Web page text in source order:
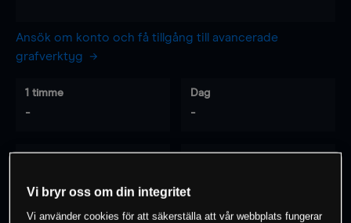
Ansök om konto och få tillgång till avancerade
grafverktyg
1 timme
-
Dag
-
Vi bryr oss om din integritet
Vi använder cookies för att säkerställa att vår webbplats fungerar